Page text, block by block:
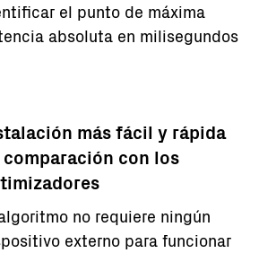
el punto de máxima
absoluta en milisegundos
más fácil y rápida
comparación con los
no requiere ningún
externo para funcionar